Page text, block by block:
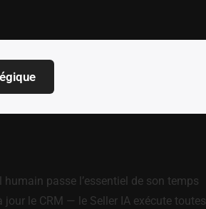
passe l’essentiel de son temps
le CRM — le Seller IA exécute toutes